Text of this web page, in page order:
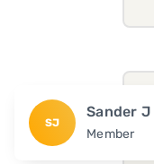
SJ
Sander J
Member